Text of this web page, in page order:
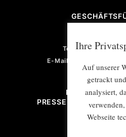
Telefon: +49 (0)
E-Mail:
PRESSE- UND
Ihre
Auf unserer
getrackt
analysiert,
Webseite